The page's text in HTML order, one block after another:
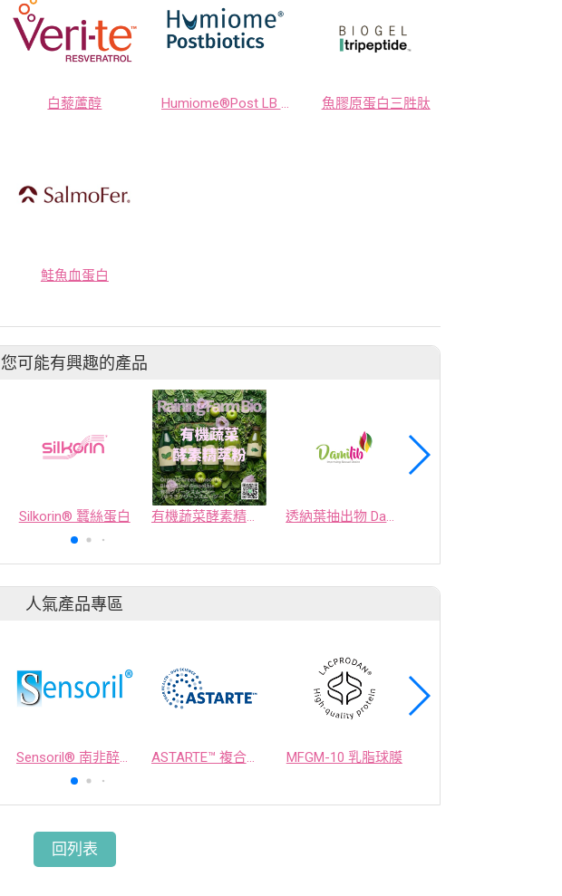
白藜蘆醇 Humiome®Post LB 後生元 魚膠原蛋白三胜肽
鮭魚血蛋白
您可能有興趣的產品
Silkorin® 蠶絲蛋白 有機蔬菜酵素精萃粉 透納葉抽出物 Damilib
人氣產品專區
Sensoril® 南非醉茄萃取物 ASTARTE™ 複合益生菌 MFGM-10 乳脂球膜
回列表